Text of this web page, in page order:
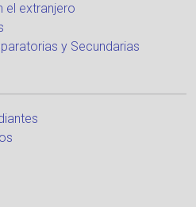
el extranjero
y Secundarias